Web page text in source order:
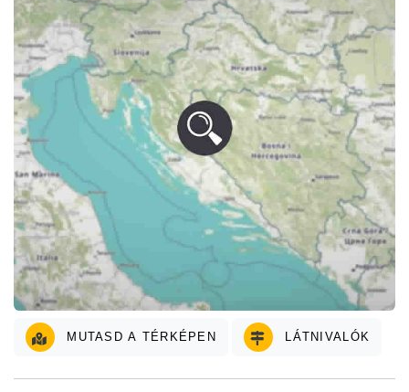
MUTASD A TÉRKÉPEN LÁTNIVALÓK